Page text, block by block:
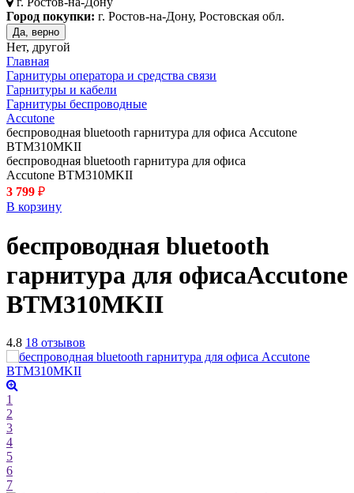
Город покупки: г. Ростов-на-Дону, Ростовская обл.
Да, верно
Нет, другой
Главная
Гарнитуры оператора и средства связи
Гарнитуры и кабели
Гарнитуры беспроводные
Accutone
беспроводная bluetooth гарнитура для офиса Accutone
BTM310MKII
беспроводная bluetooth гарнитура для офиса
Accutone BTM310MKII
3 799 ₽
В корзину
беспроводная bluetooth
гарнитура для офисаAccutone
BTM310MKII
4.8 18 отзывов
1
2
3
4
5
6
7